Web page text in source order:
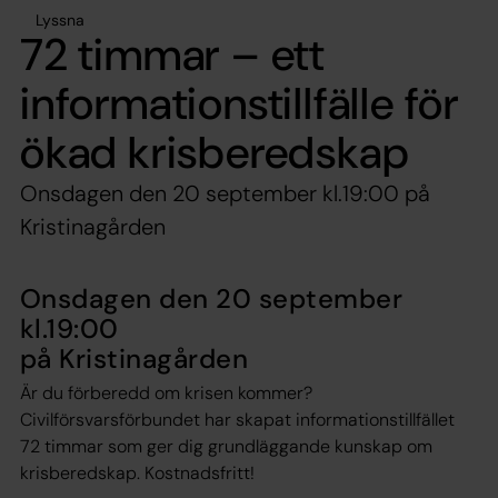
Lyssna
72 timmar – ett
informationstillfälle för
ökad krisberedskap
Onsdagen den 20 september kl.19:00 på
Kristinagården
Onsdagen den 20 september
kl.19:00
på Kristinagården
Är du förberedd om krisen kommer?
Civilförsvarsförbundet har skapat informationstillfället
72 timmar som ger dig grundläggande kunskap om
krisberedskap. Kostnadsfritt!